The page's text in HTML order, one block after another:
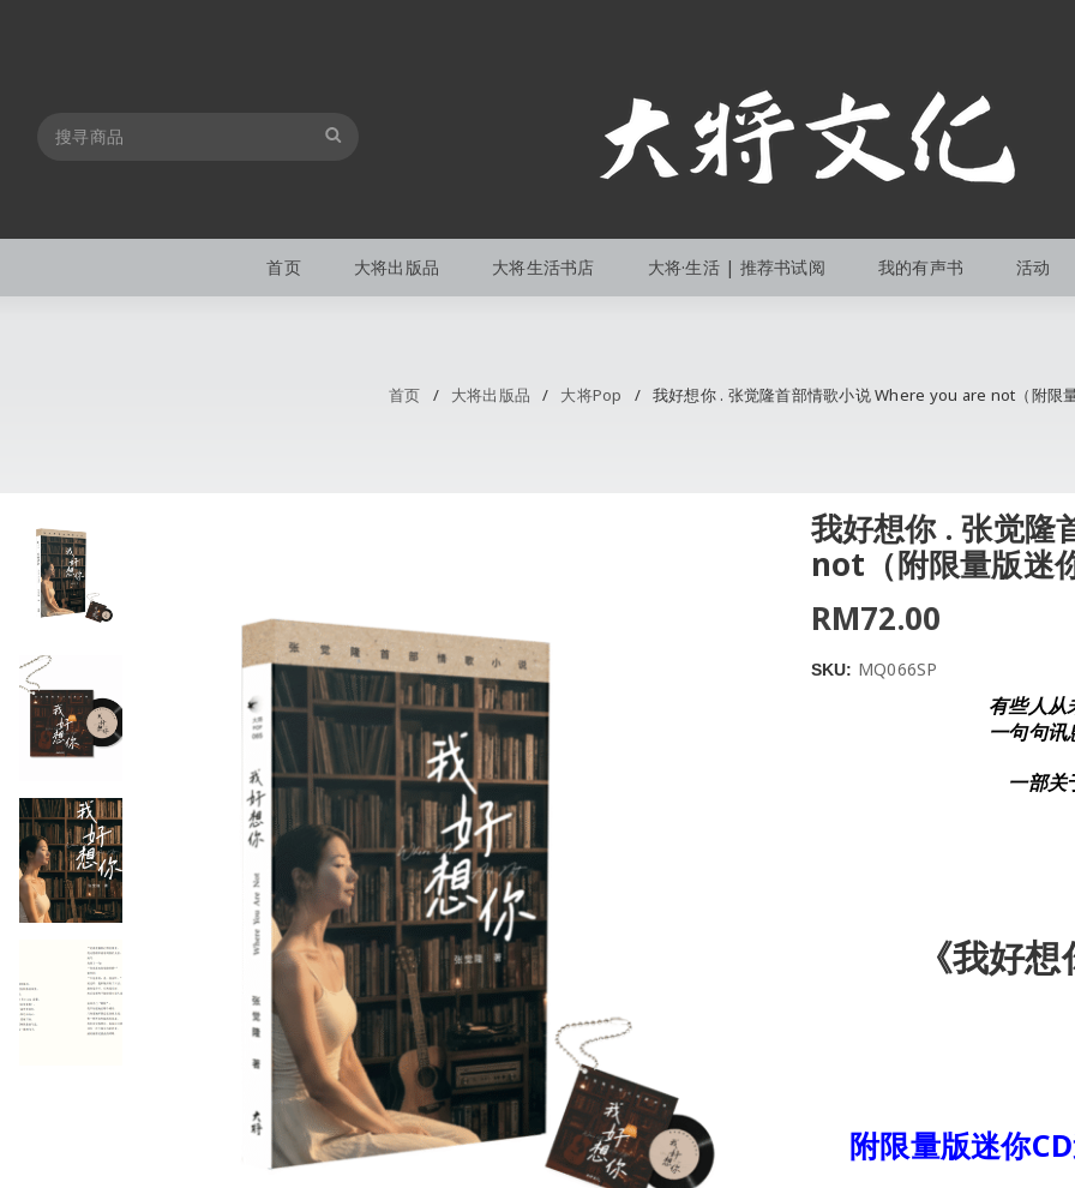
首页 大将出版品 大将生活书店 大将·生活 | 推荐书试阅 我的有声书 活动
首页 / 大将出版品 / 大将Pop / 我好想你 . 张觉隆首部情歌小说 Where you are not（附限
我好想你 . 张觉
not（附限量版迷
RM72.00
SKU: MQ066SP
有些人从
一句句讯
一部关
《我好
附限量版迷你